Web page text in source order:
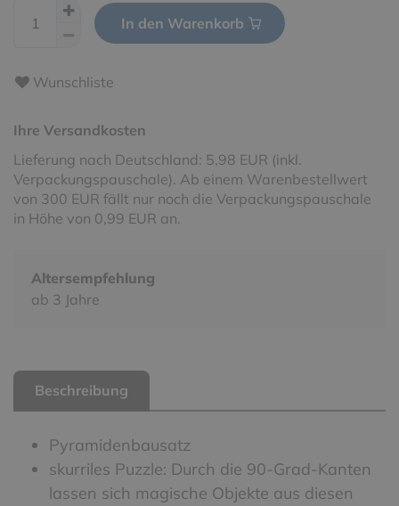
In den Warenkorb
Wunschliste
Ihre Versandkosten
Lieferung nach Deutschland: 5,98 EUR (inkl.
Verpackungspauschale). Ab einem Warenbestellwert
von 300 EUR fällt nur noch die Verpackungspauschale
in Höhe von 0,99 EUR an.
Altersempfehlung
ab 3 Jahre
Beschreibung
Pyramidenbausatz
skurriles Puzzle: Durch die 90-Grad-Kanten
lassen sich magische Objekte aus diesen